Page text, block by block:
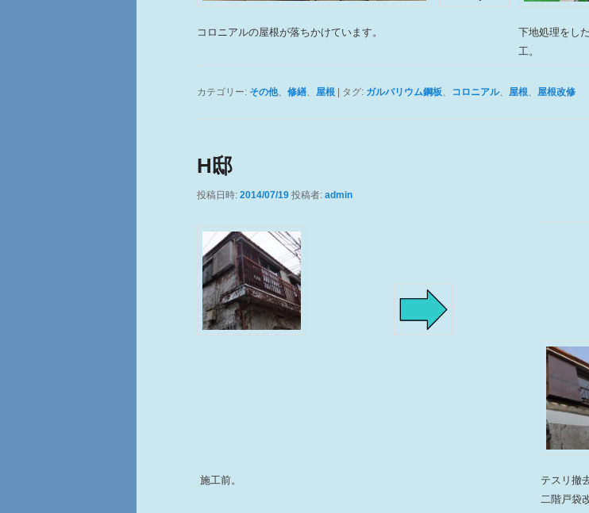
コロニアルの屋根が落ちかけています。
下地処理をし
工。
カテゴリー: その他、 修繕、 屋根 タグ: ガルバリウム鋼板、 コロニアル、 屋根、 屋根改修
H邸
投稿日時: 2014/07/19 投稿者: admin
施工前。
テスリ撤
二階戸袋